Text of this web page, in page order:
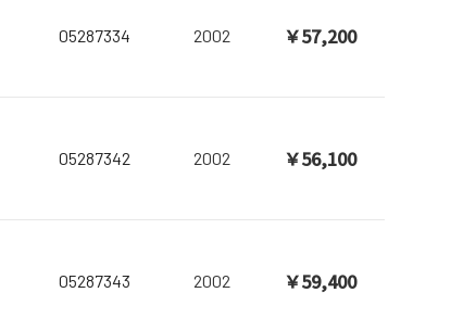
05287334 2002 ￥57,200
05287342 2002 ￥56,100
05287343 2002 ￥59,400